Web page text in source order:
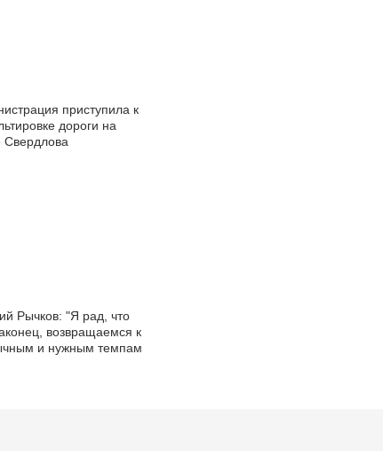
приступила к
дороги на
Свердлова
Рычков: "Я рад, что
возвращаемся к
и нужным темпам